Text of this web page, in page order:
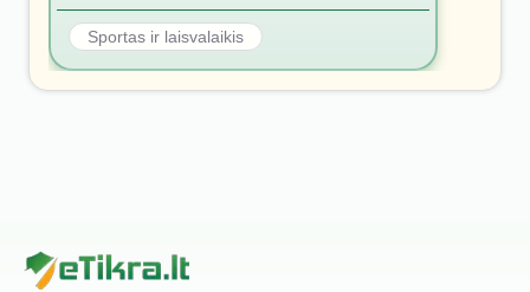
Sportas ir laisvalaikis